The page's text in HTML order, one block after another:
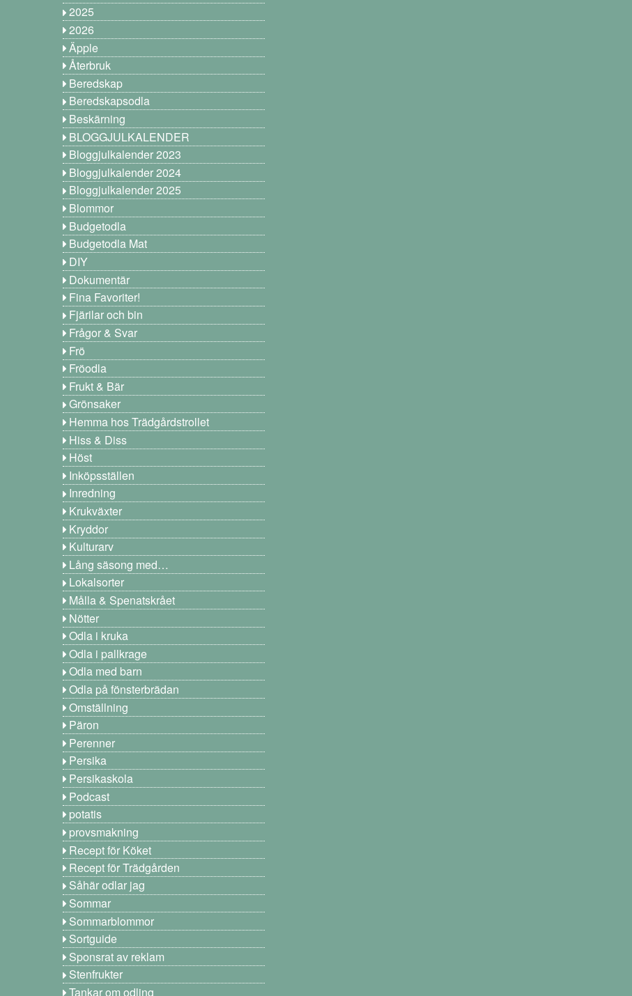
2025
2026
Äpple
Återbruk
Beredskap
Beredskapsodla
Beskärning
BLOGGJULKALENDER
Bloggjulkalender 2023
Bloggjulkalender 2024
Bloggjulkalender 2025
Blommor
Budgetodla
Budgetodla Mat
DIY
Dokumentär
Fina Favoriter!
Fjärilar och bin
Frågor & Svar
Frö
Fröodla
Frukt & Bär
Grönsaker
Hemma hos Trädgårdstrollet
Hiss & Diss
Höst
Inköpsställen
Inredning
Krukväxter
Kryddor
Kulturarv
Lång säsong med…
Lokalsorter
Målla & Spenatskrået
Nötter
Odla i kruka
Odla i pallkrage
Odla med barn
Odla på fönsterbrädan
Omställning
Päron
Perenner
Persika
Persikaskola
Podcast
potatis
provsmakning
Recept för Köket
Recept för Trädgården
Såhär odlar jag
Sommar
Sommarblommor
Sortguide
Sponsrat av reklam
Stenfrukter
Tankar om odling